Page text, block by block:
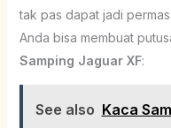
tak pas dapat jadi
Anda bisa membuat
Samping Jaguar XF:
See also Kaca